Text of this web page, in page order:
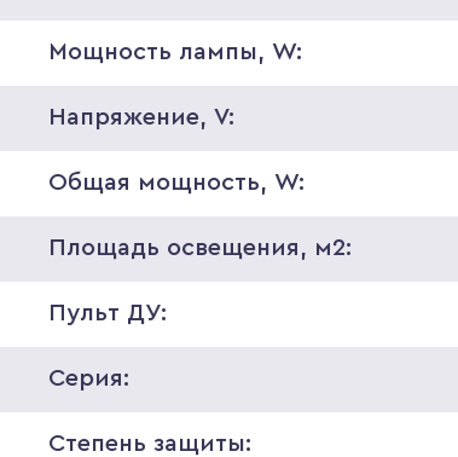
Мощность лампы, W:
Напряжение, V:
Общая мощность, W:
Площадь освещения, м2:
Пульт ДУ:
Серия:
Степень защиты: